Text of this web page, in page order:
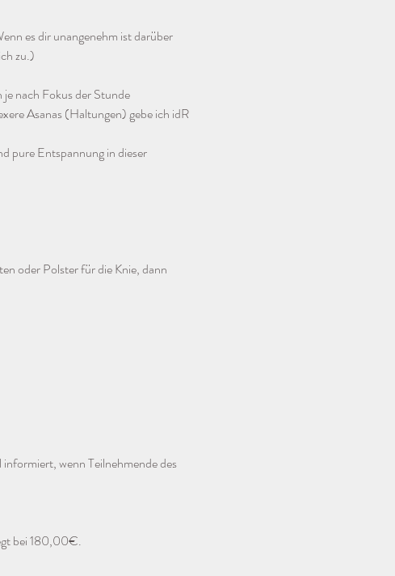
es dir unangenehm ist darüber
zu.)
nach Fokus der Stunde
Asanas (Haltungen) gebe ich idR
pure Entspannung in dieser
oder Polster für die Knie, dann
wenn Teilnehmende des
bei 180,00€.